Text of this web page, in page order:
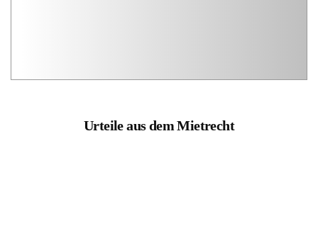
Urteile aus dem Mietrecht